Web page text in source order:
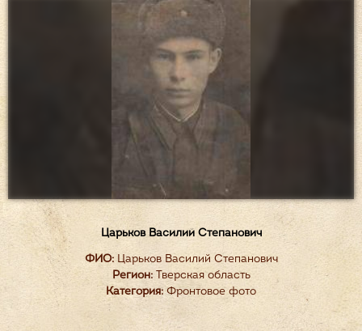
Царьков Василий Степанович
ФИО:Царьков Василий Степанович
Регион:Тверская область
Категория:Фронтовое фото